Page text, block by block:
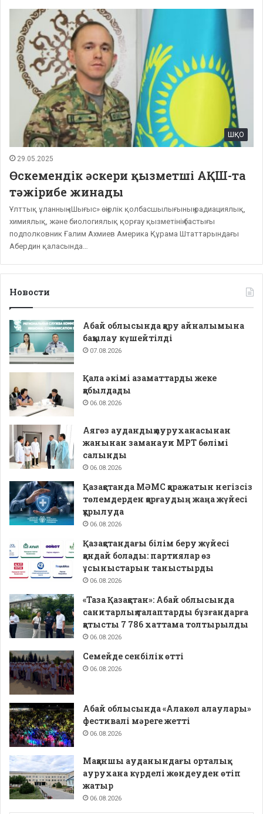
ШҚО
29.05.2025
Өскемендік әскери қызметші АҚШ-та
тәжірибе жинады
Ұлттық ұланның «Шығыс» өңірлік қолбасшылығының радиациялық,
химиялық, және биологиялық қорғау қызметінің бастығы
подполковник Ғалим Ахмиев Америка Құрама Штаттарындағы
Абердин қаласында…
Новости
Абай облысында қару айналымына
бақылау күшейтілді
07.08.2026
Қала әкімі азаматтарды жеке
қабылдады
06.08.2026
Аягөз аудандық ауруханасынан
жанынан заманауи МРТ бөлімі
салынды
06.08.2026
Қазақстанда МӘМС қаражатын негізсіз
төлемдерден қорғаудың жаңа жүйесі
құрылуда
06.08.2026
Қазақстандағы білім беру жүйесі
қандай болады: партиялар өз
ұсыныстарын таныстырды
06.08.2026
«Таза Қазақстан»: Абай облысында
санитарлық талаптарды бұзғандарға
қатысты 7 786 хаттама толтырылды
06.08.2026
Семейде сенбілік өтті
06.08.2026
Абай облысында «Алакөл алаулары»
фестивалі мәреге жетті
06.08.2026
Мақаншы ауданындағы орталық
аурухана күрделі жөндеуден өтіп
жатыр
06.08.2026